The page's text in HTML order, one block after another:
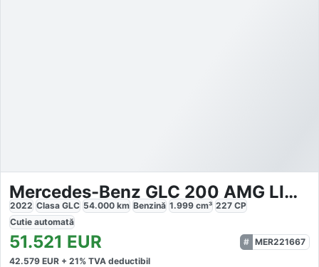
Mercedes-Benz GLC 200 AMG LINE 4MATIC
2022 Clasa GLC 54.000 km Benzină 1.999 cm³ 227 CP
Cutie automată
51.521 EUR
MER221667
42.579 EUR + 21% TVA deductibil